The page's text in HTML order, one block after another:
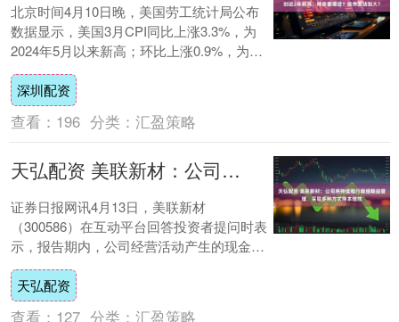
北京时间4月10日晚，美国劳工统计局公布
数据显示，美国3月CPI同比上涨3.3%，为
2024年5月以来新高；环比上涨0.9%，为
2022年6月以来新高。 多位分....
深圳配资
查看： 196 分类： 汇盈策略
天弘配资 美联新材：公司将持续推行精细精益管理，采取多种方式降本增效
证券日报网讯4月13日，美联新材
（300586）在互动平台回答投资者提问时表
示，报告期内，公司经营活动产生的现金流
量净额同比下降79%，主要系上期公司美联
新能源....
天弘配资
查看： 127 分类： 汇盈策略